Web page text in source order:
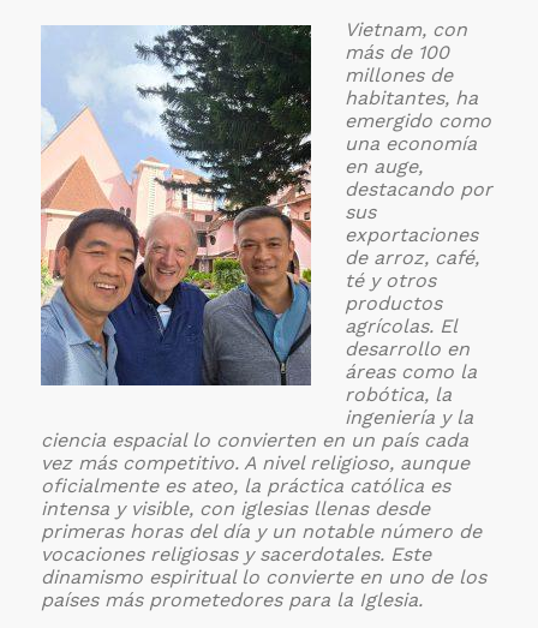
Vietnam, con
más de 100
millones de
habitantes, ha
emergido como
una economía
en auge,
destacando por
sus
exportaciones
de arroz, café,
té y otros
productos
agrícolas. El
desarrollo en
áreas como la
robótica, la
ingeniería y la
ciencia espacial lo convierten en un país cada
vez más competitivo. A nivel religioso, aunque
oficialmente es ateo, la práctica católica es
intensa y visible, con iglesias llenas desde
primeras horas del día y un notable número de
vocaciones religiosas y sacerdotales. Este
dinamismo espiritual lo convierte en uno de los
países más prometedores para la Iglesia.